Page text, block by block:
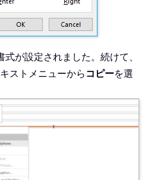
式が設定されました。続けて、
ストメニューから コピーを選